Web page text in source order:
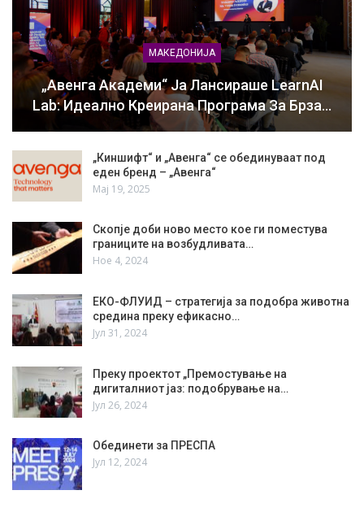
МАКЕДОНИЈА
„Авенга Академи“ Ја Лансираше LearnAI
Lab: Идеално Креирана Програма За Брза…
„Киншифт“ и „Авенга“ се обединуваат под
еден бренд – „Авенга“
Мај 19, 2025
Скопје доби ново место кое ги поместува
границите на возбудливата…
Ное 4, 2024
ЕКО-ФЛУИД – стратегија за подобра животна
средина преку ефикасно…
Јул 31, 2024
Преку проектот „Премостување на
дигиталниот јаз: подобрување на…
Јул 26, 2024
Обединети за ПРЕСПА
Јул 12, 2024